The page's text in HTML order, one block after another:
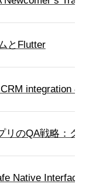
とFlutter
integration の
リのQA戦略：ク
Native